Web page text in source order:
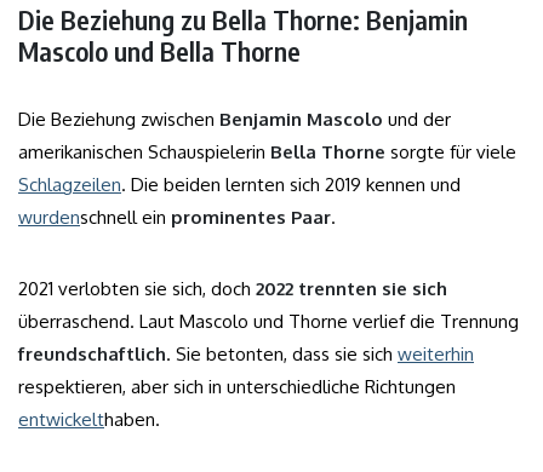
Die Beziehung zu Bella Thorne: Benjamin
Mascolo und Bella Thorne
Die Beziehung zwischen Benjamin Mascolo und der
amerikanischen Schauspielerin Bella Thorne sorgte für viele
Schlagzeilen. Die beiden lernten sich 2019 kennen und
wurdenschnell ein prominentes Paar.
2021 verlobten sie sich, doch 2022 trennten sie sich
überraschend. Laut Mascolo und Thorne verlief die Trennung
freundschaftlich. Sie betonten, dass sie sich weiterhin
respektieren, aber sich in unterschiedliche Richtungen
entwickelthaben.